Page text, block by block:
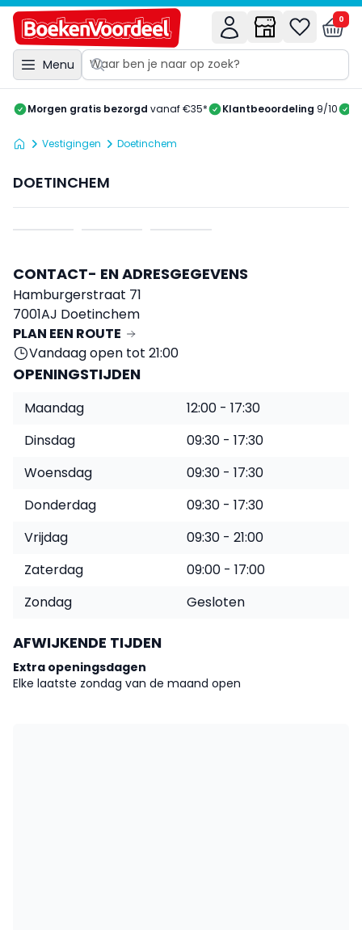
Menu
0
Morgen gratis bezorgd vanaf €35* Klantbeoordeling 9/10
Vestigingen Doetinchem
DOETINCHEM
CONTACT- EN ADRESGEGEVENS
Hamburgerstraat 71
7001AJ Doetinchem
PLAN EEN ROUTE
Vandaag open tot 21:00
OPENINGSTIJDEN
Maandag
12:00 - 17:30
Dinsdag
09:30 - 17:30
Woensdag
09:30 - 17:30
Donderdag
09:30 - 17:30
Vrijdag
09:30 - 21:00
Zaterdag
09:00 - 17:00
Zondag
Gesloten
AFWIJKENDE TIJDEN
Extra openingsdagen
Elke laatste zondag van de maand open